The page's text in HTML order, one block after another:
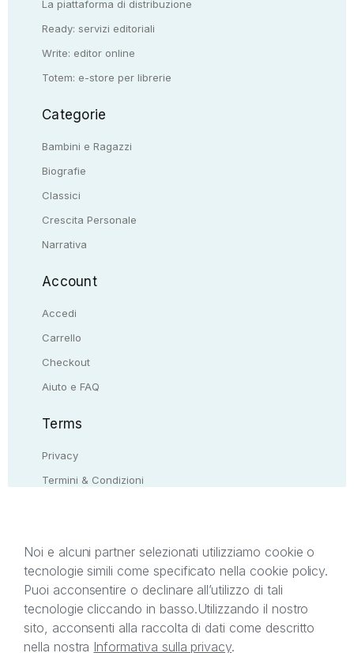
La piattaforma di distribuzione
Ready: servizi editoriali
Write: editor online
Totem: e-store per librerie
Categorie
Bambini e Ragazzi
Biografie
Classici
Crescita Personale
Narrativa
Account
Accedi
Carrello
Checkout
Aiuto e FAQ
Terms
Privacy
Termini & Condizioni
Il presente sito web è di proprietà di StreetLib S.r.l.
titolare di tutti i diritti di proprietà intellettuale
afferenti ai marchi, loghi e segni distintivi presenti
sul sito web. Si invita l’utente a prendere visione
Noi e alcuni partner selezionati utilizziamo cookie o
tecnologie simili come specificato nella cookie policy.
Puoi acconsentire o declinare all’utilizzo di tali
tecnologie cliccando in basso.Utilizzando il nostro
sito, acconsenti alla raccolta di dati come descritto
nella nostra Informativa sulla privacy.